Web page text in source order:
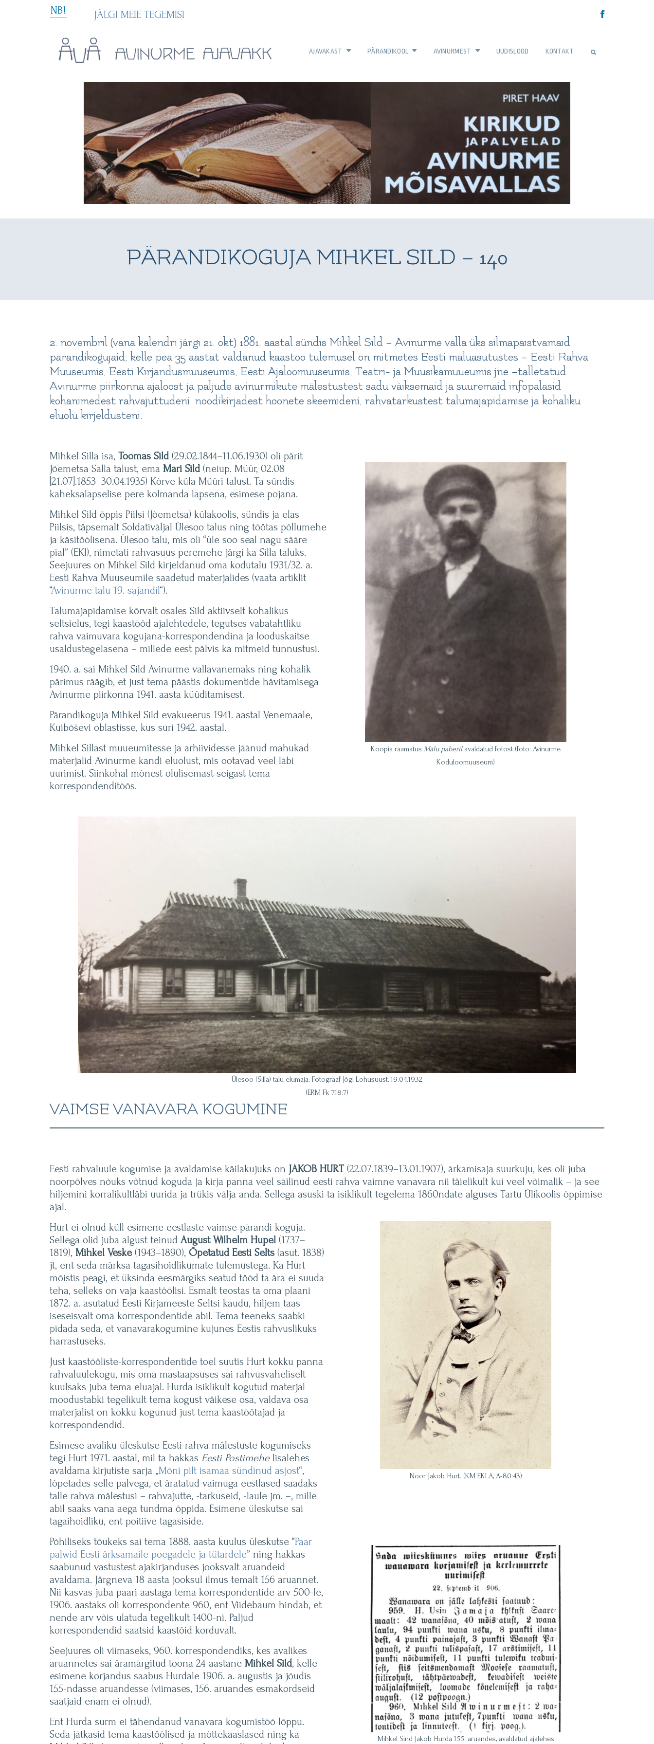
to
NB! JÄLGI MEIE TEGEMISI
Avinurme Ajavakk
AJAVAKAST PÄRANDIKOOL AVINURMEST UUDISLOOD KONTAKT
PÄRANDIKOGUJA MIHKEL SILD – 140
2. novembril (vana kalendri järgi 21. okt) 1881. aastal sündis Mihkel Sild – Avinurme valla üks silmapaistvamaid
pärandikogujaid, kelle pea 35 aastat väldanud kaastöö tulemusel on mitmetes Eesti mäluasutustes – Eesti Rahva
Muuseumis, Eesti Kirjandusmuuseumis, Eesti Ajaloomuuseumis, Teatri- ja Muusikamuueumis jne –talletatud
Avinurme piirkonna ajaloost ja paljude avinurmikute mälestustest sadu väiksemaid ja suuremaid infopalasid
kohanimedest rahvajuttudeni, noodikirjadest hoonete skeemideni, rahvatarkustest talumajapidamise ja kohaliku
eluolu kirjeldusteni.
Mihkel Silla isa, Toomas Sild (29.02.1844–11.06.1930) oli pärit
Jõemetsa Salla talust, ema Mari Sild (neiup. Müür, 02.08
[21.07].1853–30.04.1935) Kõrve küla Müüri talust. Ta sündis
kaheksalapselise pere kolmanda lapsena, esimese pojana.
Mihkel Sild õppis Piilsi (Jõemetsa) külakoolis, sündis ja elas
Piilsis, täpsemalt Soldativäljal Ülesoo talus ning töötas põllumehe
ja käsitöölisena. Ülesoo talu, mis oli “üle soo seal nagu sääre
pial” (EKI), nimetati rahvasuus peremehe järgi ka Silla taluks.
Seejuures on Mihkel Sild kirjeldanud oma kodutalu 1931/32. a.
Eesti Rahva Muuseumile saadetud materjalides (vaata artiklit
“Avinurme talu 19. sajandil“).
Talumajapidamise kõrvalt osales Sild aktiivselt kohalikus
seltsielus, tegi kaastööd ajalehtedele, tegutses vabatahtliku
rahva vaimuvara kogujana-korrespondendina ja looduskaitse
usaldustegelasena – millede eest pälvis ka mitmeid tunnustusi.
1940. a. sai Mihkel Sild Avinurme vallavanemaks ning kohalik
pärimus räägib, et just tema päästis dokumentide hävitamisega
Avinurme piirkonna 1941. aasta küüditamisest.
Pärandikoguja Mihkel Sild evakueerus 1941. aastal Venemaale,
Kuibõševi oblastisse, kus suri 1942. aastal.
Mihkel Sillast muueumitesse ja arhiividesse jäänud mahukad
materjalid Avinurme kandi eluolust, mis ootavad veel läbi
uurimist. Siinkohal mõnest olulisemast seigast tema
korrespondenditöös.
Koopia raamatus Mälu paberilavaldatud fotost (foto: Avinurme
Koduloomuuseum)
Ülesoo (Silla) talu elumaja. Fotograaf Jõgi Lohusuust, 19.04.1932
(ERM Fk 718:7)
VAIMSE VANAVARA KOGUMINE
Eesti rahvaluule kogumise ja avaldamise käilakujuks on JAKOB HURT (22.07.1839–13.01.1907), ärkamisaja suurkuju, kes oli juba
noorpõlves nõuks võtnud koguda ja kirja panna veel säilinud eesti rahva vaimne vanavara nii täielikult kui veel võimalik – ja see
hiljemini korralikultläbi uurida ja trükis välja anda. Sellega asuski ta isiklikult tegelema 1860ndate alguses Tartu Ülikoolis õppimise
ajal.
Hurt ei olnud küll esimene eestlaste vaimse pärandi koguja.
Sellega olid juba algust teinud August Wilhelm Hupel (1737–
1819), Mihkel Veske (1943–1890), Õpetatud Eesti Selts (asut. 1838)
jt, ent seda märksa tagasihoidlikumate tulemustega. Ka Hurt
mõistis peagi, et üksinda eesmärgiks seatud tööd ta ära ei suuda
teha, selleks on vaja kaastöölisi. Esmalt teostas ta oma plaani
1872. a. asutatud Eesti Kirjameeste Seltsi kaudu, hiljem taas
iseseisvalt oma korrespondentide abil. Tema teeneks saabki
pidada seda, et vanavarakogumine kujunes Eestis rahvuslikuks
harrastuseks.
Just kaastööliste-korrespondentide toel suutis Hurt kokku panna
rahvaluulekogu, mis oma mastaapsuses sai rahvusvaheliselt
kuulsaks juba tema eluajal. Hurda isiklikult kogutud materjal
moodustabki tegelikult tema kogust väikese osa, valdava osa
materjalist on kokku kogunud just tema kaastöötajad ja
korrespondendid.
Esimese avaliku üleskutse Eesti rahva mälestuste kogumiseks
tegi Hurt 1971. aastal, mil ta hakkas Eesti Postimehelisalehes
avaldama kirjutiste sarja „Mõni pilt isamaa sündinud asjost“,
lõpetades selle palvega, et äratatud vaimuga eestlased saadaks
talle rahva mälestusi – rahvajutte, -tarkuseid, -laule jm. –, mille
abil saaks vana aega tundma õppida. Esimene üleskutse sai
tagaihoidliku, ent poitiive tagasiside.
Noor Jakob Hurt. (KM EKLA, A-80:43)
Põhiliseks tõukeks sai tema 1888. aasta kuulus üleskutse “Paar
palwid Eesti ärksamaile poegadele ja tütardele” ning hakkas
saabunud vastustest ajakirjanduses jooksvalt aruandeid
avaldama. Järgneva 18 aasta jooksul ilmus temalt 156 aruannet.
Nii kasvas juba paari aastaga tema korrespondentide arv 500-le,
1906. aastaks oli korrespondente 960, ent Viidebaum hindab, et
nende arv võis ulatuda tegelikult 1400-ni. Paljud
korrespondendid saatsid kaastöid korduvalt.
Seejuures oli viimaseks, 960. korrespondendiks, kes avalikes
aruannetes sai äramärgitud toona 24-aastane Mihkel Sild, kelle
esimene korjandus saabus Hurdale 1906. a. augustis ja jõudis
155-ndasse aruandesse (viimases, 156. aruandes esmakordseid
saatjaid enam ei olnud).
Ent Hurda surm ei tähendanud vanavara kogumistöö lõppu.
Seda jätkasid tema kaastöölised ja mõttekaaslased ning ka
Mihkel Sind Jakob Hurda 155. aruandes, avaldatud ajalehes